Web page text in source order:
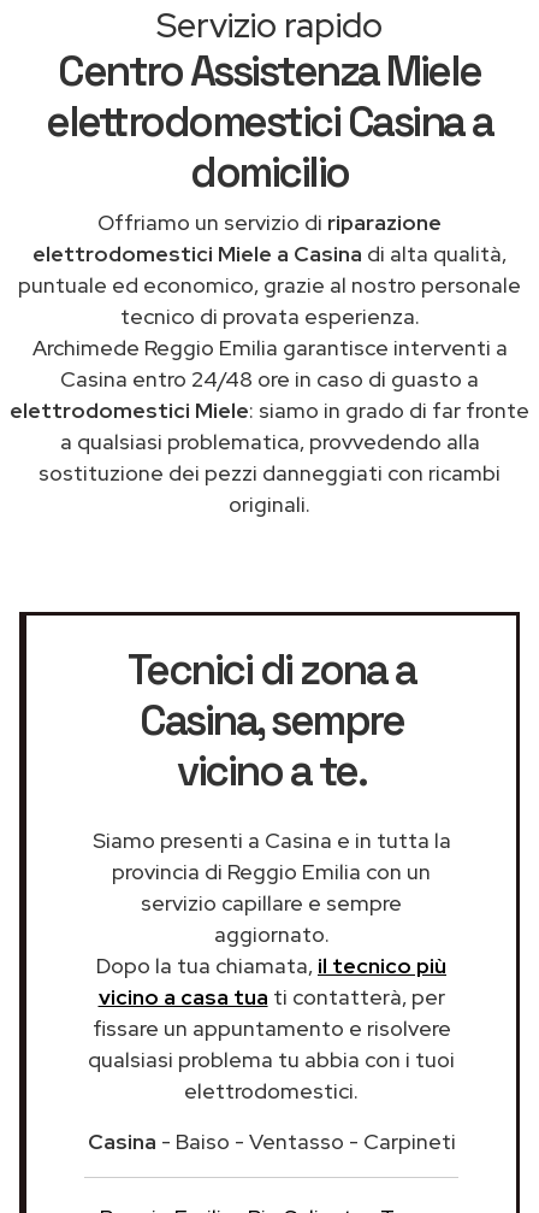
Servizio rapido
Centro Assistenza Miele
elettrodomestici Casina a
domicilio
Offriamo un servizio di riparazione
elettrodomestici Miele a Casina di alta qualità,
puntuale ed economico, grazie al nostro personale
tecnico di provata esperienza.
Archimede Reggio Emilia garantisce interventi a
Casina entro 24/48 ore in caso di guasto a
elettrodomestici Miele: siamo in grado di far fronte
a qualsiasi problematica, provvedendo alla
sostituzione dei pezzi danneggiati con ricambi
originali.
Tecnici di zona a
Casina, sempre
vicino a te.
Siamo presenti a Casina e in tutta la
provincia di Reggio Emilia con un
servizio capillare e sempre
aggiornato.
Dopo la tua chiamata, il tecnico più
vicino a casa tua ti contatterà, per
fissare un appuntamento e risolvere
qualsiasi problema tu abbia con i tuoi
elettrodomestici.
Casina - Baiso - Ventasso - Carpineti